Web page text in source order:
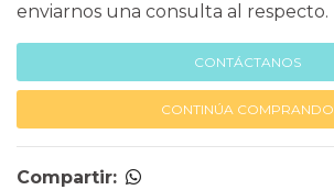
enviarnos una consulta al respecto.
CONTÁCTANOS
CONTINÚA COMPRANDO
Compartir: